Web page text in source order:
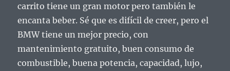
carrito tiene un gran motor pero también le
encanta beber. Sé que es difícil de creer, pero el
BMW tiene un mejor precio, con
mantenimiento gratuito, buen consumo de
combustible, buena potencia, capacidad, lujo,